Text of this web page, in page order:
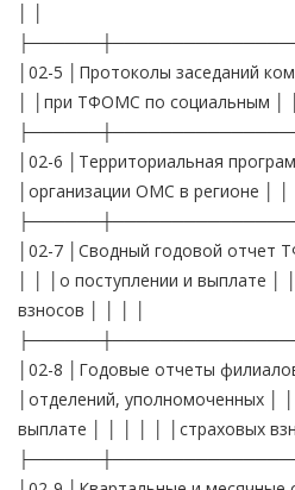
│02-5 │Протоколы заседаний
│ │при ТФОМС по социальным │
│02-6 │Территориальная
│организации ОМС в регионе │ │
│02-7 │Сводный годовой отчет
│ │ │о поступлении и выплате │
взносов │ │ │ │
│02-8 │Годовые отчеты
│отделений, уполномоченных │
выплате │ │ │ │ │ │страховых